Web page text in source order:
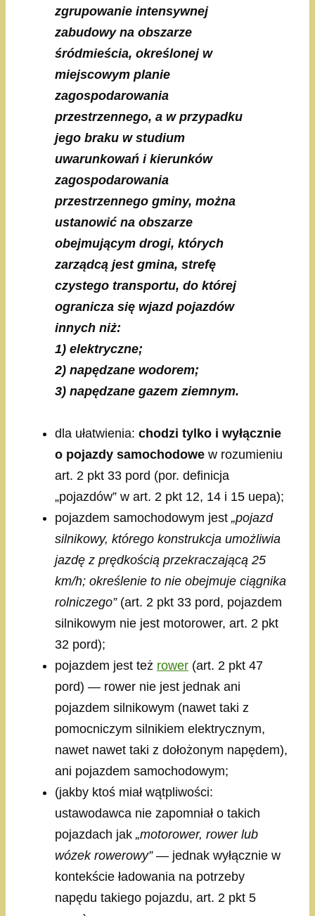
zgrupowanie intensywnej
zabudowy na obszarze
śródmieścia, określonej w
miejscowym planie
zagospodarowania
przestrzennego, a w przypadku
jego braku w studium
uwarunkowań i kierunków
zagospodarowania
przestrzennego gminy, można
ustanowić na obszarze
obejmującym drogi, których
zarządcą jest gmina, strefę
czystego transportu, do której
ogranicza się wjazd pojazdów
innych niż:
1) elektryczne;
2) napędzane wodorem;
3) napędzane gazem ziemnym.
dla ułatwienia: chodzi tylko i wyłącznie
o pojazdy samochodowe w rozumieniu
art. 2 pkt 33 pord (por. definicja
„pojazdów” w art. 2 pkt 12, 14 i 15 uepa);
pojazdem samochodowym jest „pojazd
silnikowy, którego konstrukcja umożliwia
jazdę z prędkością przekraczającą 25
km/h; określenie to nie obejmuje ciągnika
rolniczego”(art. 2 pkt 33 pord, pojazdem
silnikowym nie jest motorower, art. 2 pkt
32 pord);
pojazdem jest też rower (art. 2 pkt 47
pord) — rower nie jest jednak ani
pojazdem silnikowym (nawet taki z
pomocniczym silnikiem elektrycznym,
nawet nawet taki z dołożonym napędem),
ani pojazdem samochodowym;
(jakby ktoś miał wątpliwości:
ustawodawca nie zapomniał o takich
pojazdach jak „motorower, rower lub
wózek rowerowy”— jednak wyłącznie w
kontekście ładowania na potrzeby
napędu takiego pojazdu, art. 2 pkt 5